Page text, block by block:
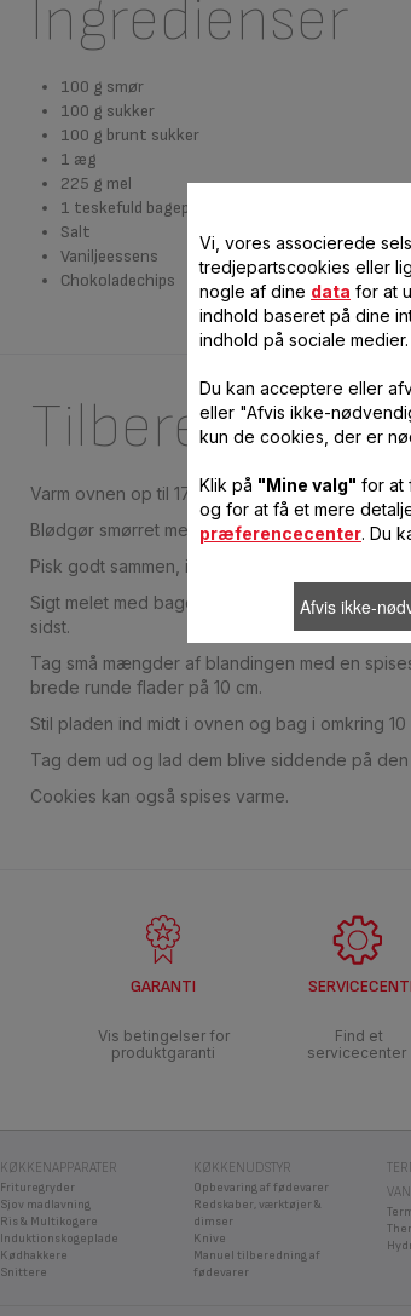
Ingredienser
100 g smør
100 g sukker
100 g brunt sukker
1 æg
225 g mel
1 teskefuld bagepulver
Salt
Vaniljeessens
Chokoladechips
Tilberedning
Varm ovnen op til 170°C.
Blødgør smørret med en spatel, tilsæt dernæst
Pisk godt sammen, indtil blandingen bliver
Sigt melet med bagepulver og en knivspids
sidst.
Tag små mængder af blandingen med en
brede runde flader på 10 cm.
Stil pladen ind midt i ovnen og bag i omkring
Tag dem ud og lad dem blive siddende på
Cookies kan også spises varme.
GARANTI
Vis betingelser for
produktgaranti
Find et
servicecenter
KØKKENAPPARATER
Frituregryder
Sjov madlavning
Ris & Multikogere
Induktionskogeplade
Kødhakkere
Snittere
KØKKENUDSTYR
Opbevaring af fødevarer
Redskaber, værktøjer &
dimser
Knive
Manuel tilberedning af
fødevarer
Vi, vores associerede
tredjepartscookies eller
nogle af dine data for at
indhold baseret på dine
indhold på sociale medier.
Du kan acceptere eller
eller "Afvis ikke-
kun de cookies, der er
Klik på "Mine valg" for at
og for at få et mere
præferencecenter. Du
Afvis ikke-